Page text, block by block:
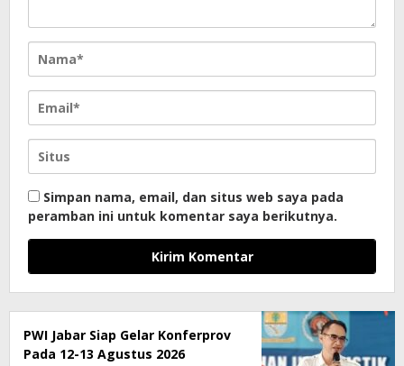
Simpan nama, email, dan situs web saya pada
peramban ini untuk komentar saya berikutnya.
PWI Jabar Siap Gelar Konferprov
Pada 12-13 Agustus 2026